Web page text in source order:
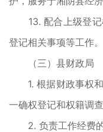
13. 配合上级登记
登记相关事项等工作。
（三）县财政局
1. 根据财政事权和
一确权登记和权籍调
2. 负责工作经费的